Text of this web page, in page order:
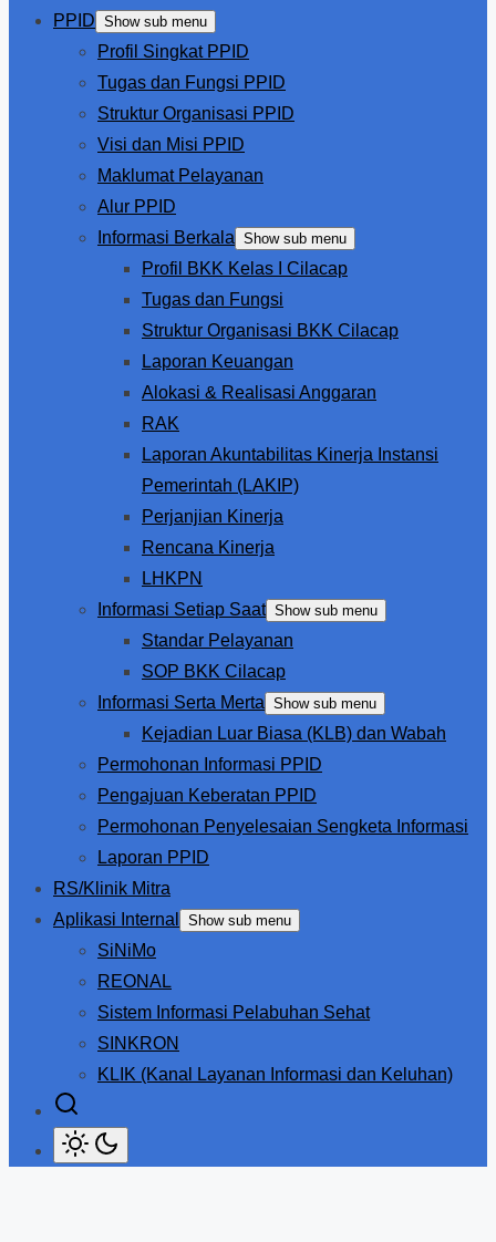
PPID Show sub menu
Profil Singkat PPID
Tugas dan Fungsi PPID
Struktur Organisasi PPID
Visi dan Misi PPID
Maklumat Pelayanan
Alur PPID
Informasi Berkala Show sub menu
Profil BKK Kelas I Cilacap
Tugas dan Fungsi
Struktur Organisasi BKK Cilacap
Laporan Keuangan
Alokasi & Realisasi Anggaran
RAK
Laporan Akuntabilitas Kinerja Instansi
Pemerintah (LAKIP)
Perjanjian Kinerja
Rencana Kinerja
LHKPN
Informasi Setiap Saat Show sub menu
Standar Pelayanan
SOP BKK Cilacap
Informasi Serta Merta Show sub menu
Kejadian Luar Biasa (KLB) dan Wabah
Permohonan Informasi PPID
Pengajuan Keberatan PPID
Permohonan Penyelesaian Sengketa Informasi
Laporan PPID
RS/Klinik Mitra
Aplikasi Internal
Show sub menu
SiNiMo
REONAL
Sistem Informasi Pelabuhan Sehat
SINKRON
KLIK (Kanal Layanan Informasi dan Keluhan)